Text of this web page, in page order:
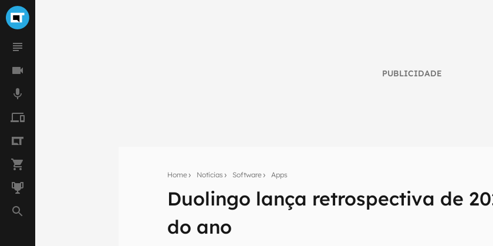
PUBLICIDADE
Home Notícias Software Apps
Duolingo lança retrospectiva de
do ano
Seu resumo inteligente do mundo tech!
Assine a newsletter do Canaltech e receba notícias e reviews sobre